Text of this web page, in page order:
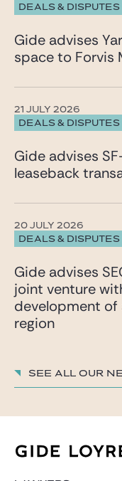
DEALS & DISPUTES
Gide advises
space to Forvis
DEALS & DISPUTES
21 JULY 2026
Gide advises
leaseback
DEALS & DISPUTES
20 JULY 2026
Gide advises
joint venture
development of
region
See all our